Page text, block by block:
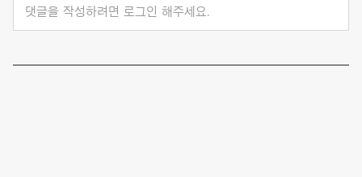
댓글을 작성하려면 로그인 해주세요.